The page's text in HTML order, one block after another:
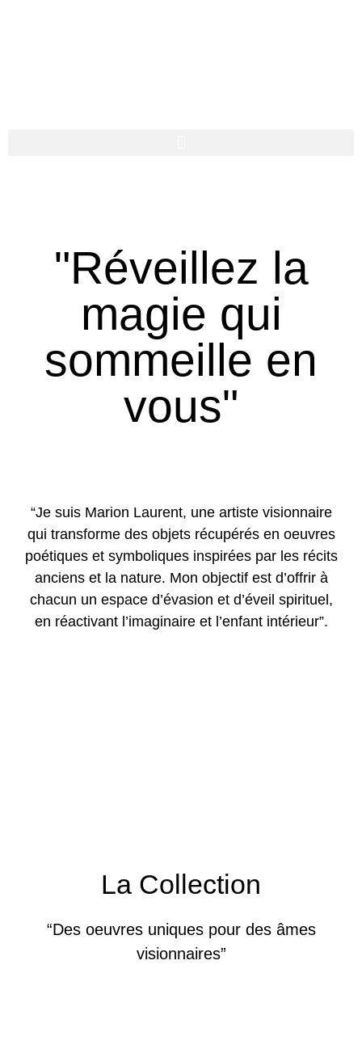
"Réveillez la
magie qui
sommeille en
vous"
“Je suis Marion Laurent, une artiste visionnaire
qui transforme des objets récupérés en oeuvres
poétiques et symboliques inspirées par les récits
anciens et la nature. Mon objectif est d’offrir à
chacun un espace d’évasion et d’éveil spirituel,
en réactivant l’imaginaire et l’enfant intérieur”.
La Collection
“Des oeuvres uniques pour des âmes
visionnaires”